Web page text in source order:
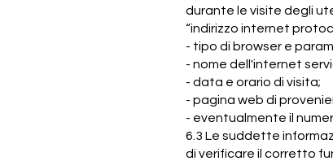
durante le visite degli
“indirizzo internet
- tipo di browser e
- nome dell'internet
- data e orario di visita;
- pagina web di
- eventualmente il
6.3 Le suddette
di verificare il corretto